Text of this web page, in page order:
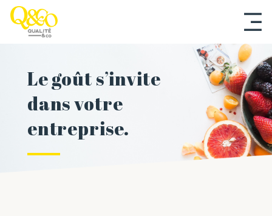
Aller
contenu
Le goût s’invite
dans votre
entreprise.